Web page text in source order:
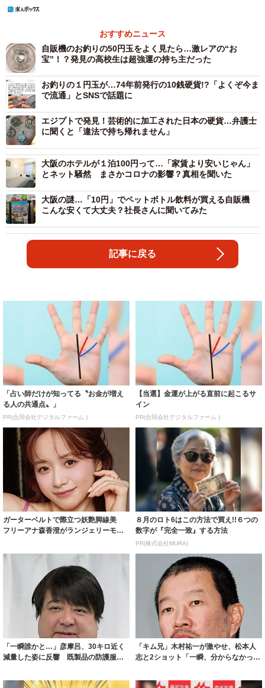
おすすめニュース
自販機のお釣りの50円玉をよく見たら…激レアの“お
宝”！？発見の高校生は超強運の持ち主だった
お釣りの１円玉が…74年前発行の10銭硬貨!?「よくぞ今ま
で流通」とSNSで話題に
エジプトで発見！芸術的に加工された日本の硬貨…弁護士
に聞くと「違法で持ち帰れません」
大阪のホテルが１泊100円って…「家賃より安いじゃん」
とネット騒然 まさかコロナの影響？真相を聞いた
大阪の謎…「10円」でペットボトル飲料が買える自販機
こんな安くて大丈夫？社長さんに聞いてみた
記事に戻る
「占い師だけが知ってる〝お金が増え
る人の共通点〟」
PR(合同会社デジタルファーム )
【当選】金運が上がる直前に起こるサ
イン
PR(合同会社デジタルファーム )
ガーターベルトで際立つ妖艶脚線美
フリーアナ森香澄がランジェリーモデ
８月のロト6はこの方法で買え!!６つの
数字が『完全一致』する方法
PR(株式会社MURA)
「一瞬誰かと…」彦摩呂、30キロ近く
減量した姿に反響 既製品の防護服が
「キム兄」木村祐一が激やせ、松本人
志と2ショット「一瞬、分からなかった